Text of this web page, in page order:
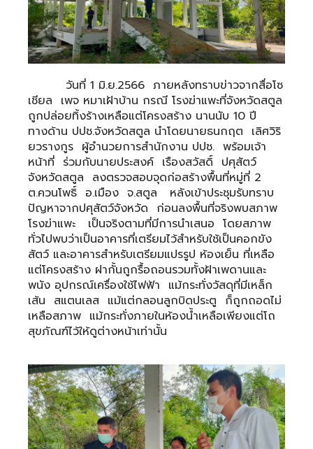
วันที่ 1 มิ.ย.2566 ภายหลังทราบข่าวจากสื่อโซ
เชียล เพจ หมาเฝ้าบ้าน กรณี โรงฆ่าแพะที่จังหวัดสตูล
ถูกปล่อยทิ้งร้างเหลือแต่โครงสร้าง นานนับ 10 ปี
ทางด้าน ปปช.จังหวัดสตูล นำโดยนายธนกฤต เลิศวิริ
ยวรางกูร ผู้อำนวยการสำนักงาน ปปช. พร้อมเจ้า
หน้าที่ ร่วมกับนายประสงค์ เรืองสวัสดิ์ ปศุสัตว์
จังหวัดสตูล ลงตรวจสอบจุดก่อสร้างพื้นที่หมู่ที่ 2
ต.ควนโพธิ์ อ.เมือง จ.สตูล หลังเข้าประชุมรับทราบ
ปัญหาจากปศุสัตว์จังหวัด ก่อนลงพื้นที่จริงพบสภาพ
โรงฆ่าแพะ เป็นจริงตามที่มีการนำเสนอ โดยสภาพ
ทั่วไปพบว่าเป็นอาคารที่เตรียมไว้สำหรับใช้เป็นคอกขัง
สัตว์ และอาคารสำหรับเตรียมแปรรูป ห้องเย็น ที่เหลือ
แต่โครงสร้าง ฝากั้นถูกรื้อถอนรวมทั้งฝ้าเพดานและ
พนัง อุปกรณ์เครื่องใช้ไฟฟ้า แม้กระทั่งวัสดุที่มีเหล็ก
เส้น สแตนเลส แม้แต่กลอนลูกบิดประตู ก็ถูกถอดไม่
เหลือสภาพ แม้กระทั่งภายในห้องน้ำเหลือเพียงแต่โถ
สุขภัณฑ์ไว้ให้ดูต่างหน้าเท่านั้น